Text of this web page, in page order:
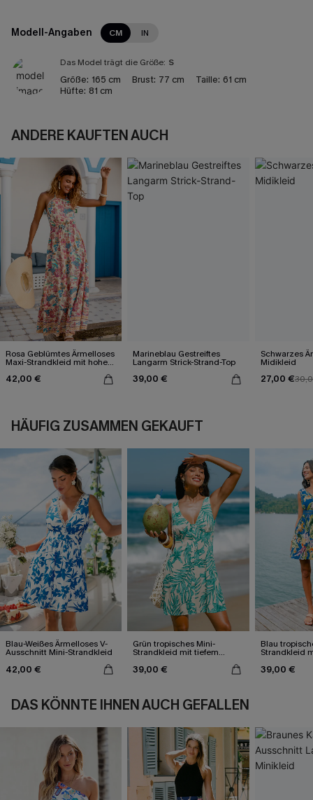
Modell-Angaben CM IN
Das Model trägt die Größe: S
Größe: 165 cm Brust: 77 cm Taille: 61 cm
Hüfte: 81 cm
ANDERE KAUFTEN AUCH
Rosa Geblümtes Ärmelloses
Maxi-Strandkleid mit hohem
42,00 €
Marineblau Gestreiftes
Langarm Strick-Strand-Top
39,00 €
Schwarzes
Midikleid
27,00 €
HÄUFIG ZUSAMMEN GEKAUFT
Blau-Weißes Ärmelloses V-
Ausschnitt Mini-Strandkleid
42,00 €
Grün tropisches Mini-
Strandkleid mit tiefem
39,00 €
Blau
Strandkleid
39,00 €
DAS KÖNNTE IHNEN AUCH GEFALLEN